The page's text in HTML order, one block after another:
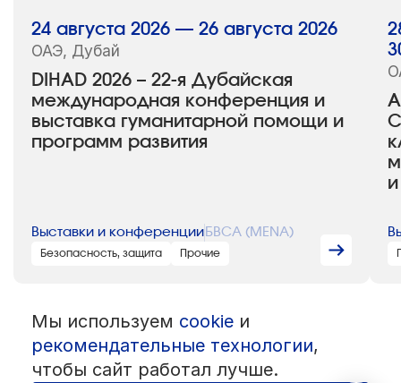
DIHAD 2026 – 22-я Дубайская
международная конференция и
выставка гуманитарной помощи и
программ развития
24 августа 2026 — 26 августа 2026
ОАЭ, Дубай
Выставки и конференции БВСА (MENA)
Безопасность, защита Прочие
© 1992 — 2026 ООО «НЕГУС ЭКСПО Интернэшнл»
Все права защищены. Использование материалов возможно только
со ссылкой на источник.
Политика конфиденциальности
Мы используем cookieи
рекомендательные технологии,
чтобы сайт работал лучше.